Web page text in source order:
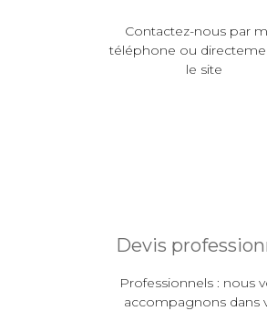
Contactez-nous par
téléphone ou
le site
Devis
Professionnels : nous
accompagnons dans